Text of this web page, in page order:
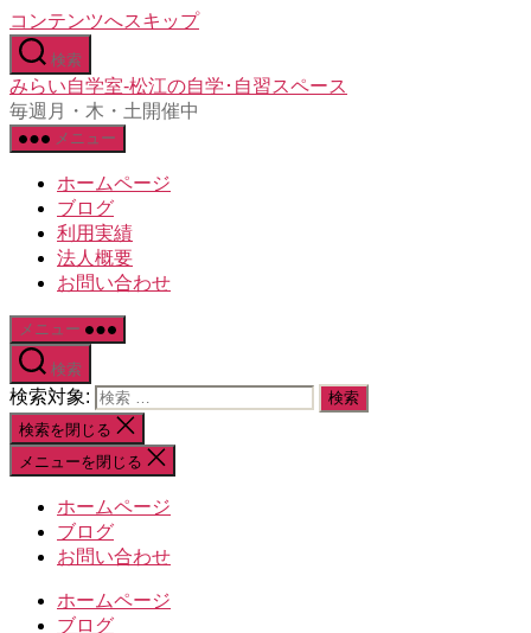
コンテンツへスキップ
検索
みらい自学室-松江の自学･自習スペース
毎週月・木・土開催中
メニュー
ホームページ
ブログ
利用実績
法人概要
お問い合わせ
メニュー
検索
検索対象:
検索を閉じる
メニューを閉じる
ホームページ
ブログ
お問い合わせ
ホームページ
ブログ